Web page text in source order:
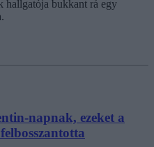
hallgatója bukkant rá egy
napnak, ezeket a